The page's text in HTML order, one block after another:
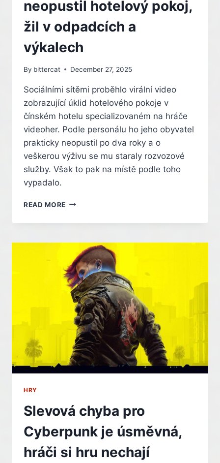
neopustil hotelový pokoj,
žil v odpadcích a
výkalech
By bittercat December 27, 2025
Sociálními sítěmi proběhlo virální video
zobrazující úklid hotelového pokoje v
čínském hotelu specializovaném na hráče
videoher. Podle personálu ho jeho obyvatel
prakticky neopustil po dva roky a o
veškerou výživu se mu staraly rozvozové
služby. Však to pak na místě podle toho
vypadalo.
READ MORE ČÍNSKÝ
DVA
NEOPUSTIL
HOTELOVÝ
POKOJ,
ŽIL
V
ODPADCÍCH
VÝKALECH
HRY
Slevová chyba pro
Cyberpunk je úsměvná,
hráči si hru nechají